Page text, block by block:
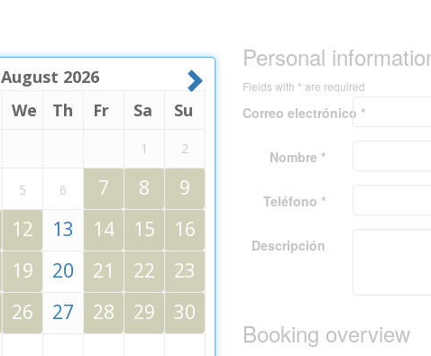
August 2026
We Th Fr Sa Su
1 2
5 6 7 8
9
12 13 14 15
16
19 20 21 22
23
26 27 28 29
30
Personal
Fields with * are required
Correo electrónico *
Nombre *
Teléfono *
Descripción
Booking overview